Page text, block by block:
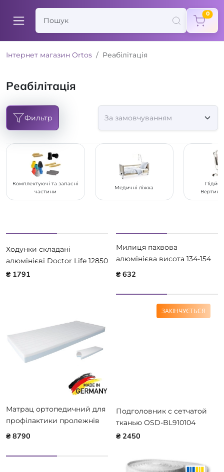
0
Інтернет магазин Ortos Реабілітація
Реабілітація
Фильтр
Комплектуючі та запасні
частини
Медичні ліжка
Ходунки складані
алюмінієві Doctor Life 12850
₴ 1791
Милиця пахвова
алюмінієва висота 134-154
см Doctor Life 10023
₴ 632
Матрац ортопедичний для
профілактики пролежнів
ORTHOCARE 100726-
₴ 8790
ЗАКІНЧУЄТЬСЯ
Подголовник с сетчатой
тканью OSD-BL910104
₴ 2450